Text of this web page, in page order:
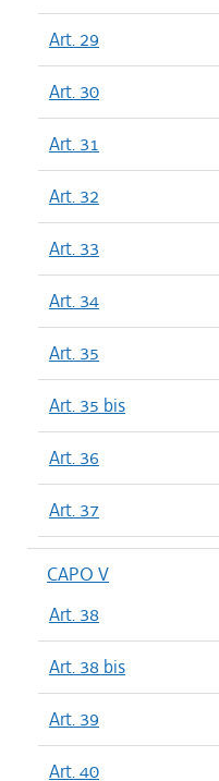
Art. 29
Art. 30
Art. 31
Art. 32
Art. 33
Art. 34
Art. 35
Art. 35 bis
Art. 36
Art. 37
CAPO V
Art. 38
Art. 38 bis
Art. 39
Art. 40